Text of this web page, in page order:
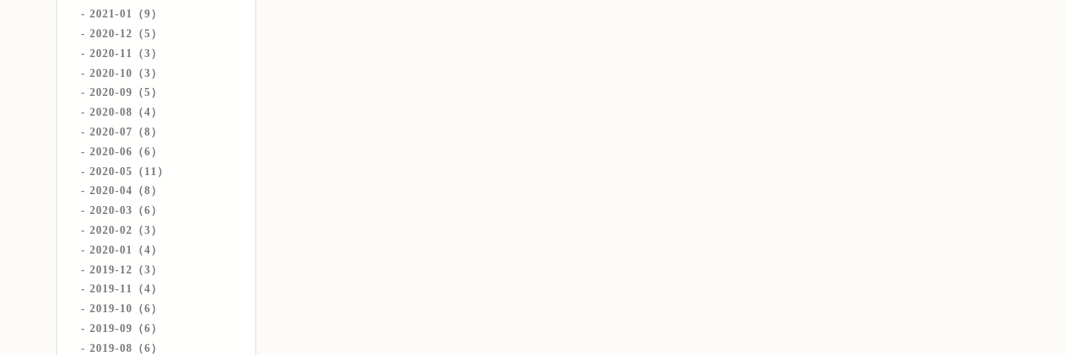
2021-01（9）
2020-12（5）
2020-11（3）
2020-10（3）
2020-09（5）
2020-08（4）
2020-07（8）
2020-06（6）
2020-05（11）
2020-04（8）
2020-03（6）
2020-02（3）
2020-01（4）
2019-12（3）
2019-11（4）
2019-10（6）
2019-09（6）
2019-08（6）